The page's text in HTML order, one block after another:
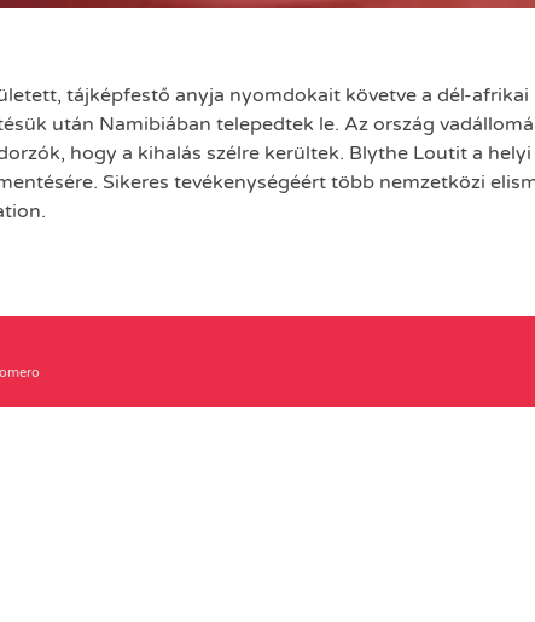
tájképfestő anyja nyomdokait követve a dél-
után Namibiában telepedtek le. Az ország
hogy a kihalás szélre kerültek. Blythe Loutit a
Sikeres tevékenységéért több nemzetközi